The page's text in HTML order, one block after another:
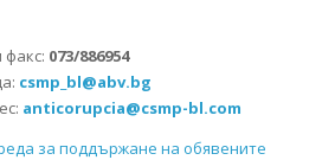
073/886954
csmp_bl@abv.bg
anticorupcia@csmp-bl.com
за поддържане на обявените